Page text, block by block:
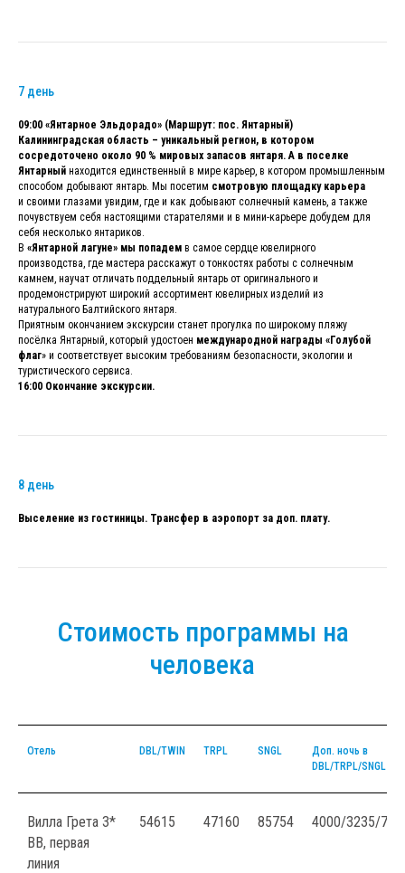
7 день
09:00 «Янтарное Эльдорадо» (Маршрут: пос. Янтарный)
Калининградская область – уникальный регион, в котором
сосредоточено около 90 % мировых запасов янтаря. А в поселке
Янтарный находится единственный в мире карьер, в котором промышленным
способом добывают янтарь. Мы посетим смотровую площадку карьера
и своими глазами увидим, где и как добывают солнечный камень, а также
почувствуем себя настоящими старателями и в мини-карьере добудем для
себя несколько янтариков.
В «Янтарной лагуне» мы попадем в самое сердце ювелирного
производства, где мастера расскажут о тонкостях работы с солнечным
камнем, научат отличать поддельный янтарь от оригинального и
продемонстрируют широкий ассортимент ювелирных изделий из
натурального Балтийского янтаря.
Приятным окончанием экскурсии станет прогулка по широкому пляжу
посёлка Янтарный, который удостоен международной награды «Голубой
флаг» и соответствует высоким требованиям безопасности, экологии и
туристического сервиса.
16:00 Окончание экскурсии.
8 день
Выселение из гостиницы. Трансфер в аэропорт за доп. плату.
Стоимость программы на
человека
Отель DBL/TWIN TRPL SNGL
Доп. ночь в
DBL/TRPL/SNGL
Вилла Грета 3*
ВВ, первая
линия
54615 47160 85754 4000/3235/